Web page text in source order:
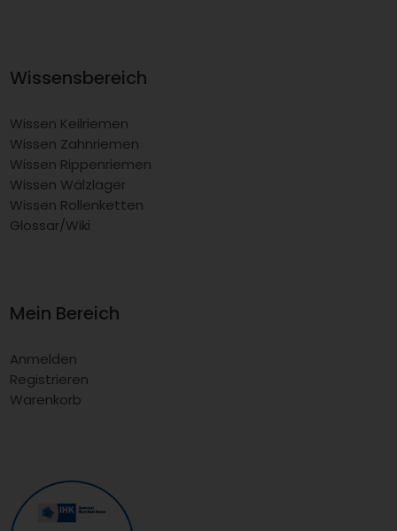
Wissensbereich
Wissen Keilriemen
Wissen Zahnriemen
Wissen Rippenriemen
Wissen Wälzlager
Wissen Rollenketten
Glossar/Wiki
Mein Bereich
Anmelden
Registrieren
Warenkorb